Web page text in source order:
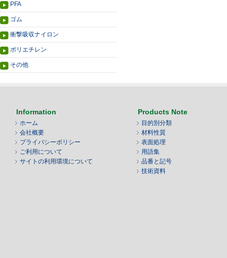
PFA
ゴム
衝撃吸収ナイロン
ポリエチレン
その他
Information
ホーム
会社概要
プライバシーポリシー
ご利用について
サイトの利用環境について
Products Note
目的別分類
材料性質
表面処理
用語集
品番と記号
技術資料